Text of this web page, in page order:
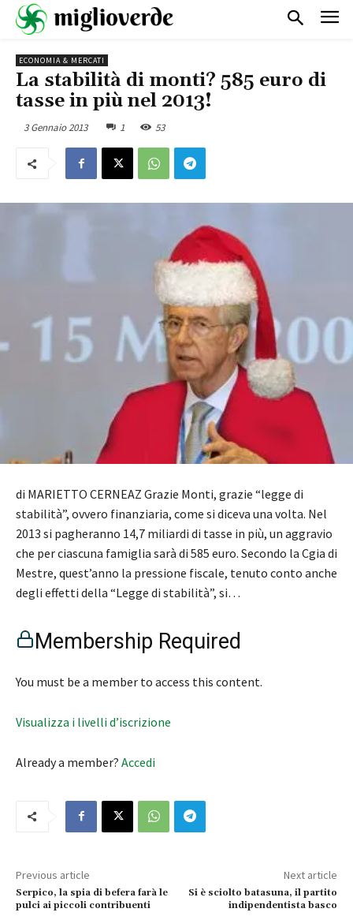
ECONOMIA & MERCATI
La stabilità di monti? 585 euro di
tasse in più nel 2013!
3 Gennaio 2013 1 53
di MARIETTO CERNEAZ Grazie Monti, grazie “legge di
stabilità”, ovvero finanziaria, come si diceva una volta. Nel
2013 si pagheranno 14,7 miliardi di tasse in più, un aggravio
che per ciascuna famiglia sarà di 585 euro. Secondo la Cgia di
Mestre, quest’anno la pressione fiscale, tenuto conto anche
degli effetti della “Legge di stabilità”, si…
Membership Required
You must be a member to access this content.
Visualizza i livelli d’iscrizione
Already a member? Accedi
Previous article
Serpico, la spia di befera farà le
pulci ai piccoli contribuenti
Next article
Si è sciolto batasuna, il partito
indipendentista basco